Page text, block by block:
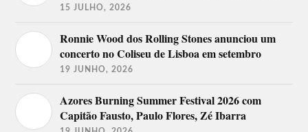
15 JULHO, 2026
Ronnie Wood dos Rolling Stones anunciou um
concerto no Coliseu de Lisboa em setembro
19 JUNHO, 2026
Azores Burning Summer Festival 2026 com
Capitão Fausto, Paulo Flores, Zé Ibarra